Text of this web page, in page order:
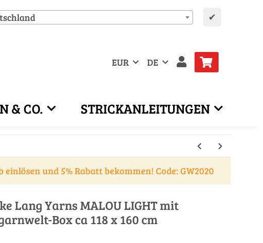
✔
EUR DE
& CO. STRICKANLEITUNGEN
und 5% Rabatt bekommen! Code: GW2020
Lang Yarns MALOU LIGHT mit
Box ca 118 x 160 cm